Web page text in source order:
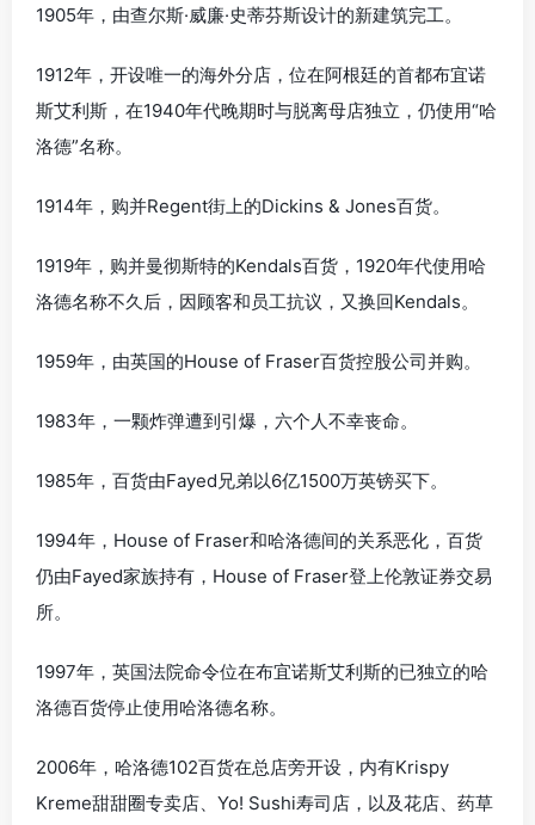
1905年，由查尔斯·威廉·史蒂芬斯设计的新建筑完工。
1912年，开设唯一的海外分店，位在阿根廷的首都布宜诺
斯艾利斯，在1940年代晚期时与脱离母店独立，仍使用“哈
洛德”名称。
1914年，购并Regent街上的Dickins & Jones百货。
1919年，购并曼彻斯特的Kendals百货，1920年代使用哈
洛德名称不久后，因顾客和员工抗议，又换回Kendals。
1959年，由英国的House of Fraser百货控股公司并购。
1983年，一颗炸弹遭到引爆，六个人不幸丧命。
1985年，百货由Fayed兄弟以6亿1500万英镑买下。
1994年，House of Fraser和哈洛德间的关系恶化，百货
仍由Fayed家族持有，House of Fraser登上伦敦证券交易
所。
1997年，英国法院命令位在布宜诺斯艾利斯的已独立的哈
洛德百货停止使用哈洛德名称。
2006年，哈洛德102百货在总店旁开设，内有Krispy
Kreme甜甜圈专卖店、Yo! Sushi寿司店，以及花店、药草